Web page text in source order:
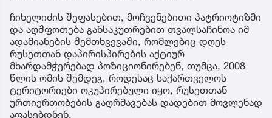
ჩიხელიძის შეფასებით, მოჩვენებითი პატრიოტიზმი
და აღშფოთება განსაკუთრებით თვალსაჩინოა იმ
ადამიანების შემთხვევაში, რომლებიც დღეს
რუსეთთან დაპირისპირების აქტიურ
მხარდამჭერებად პოზიციონირებენ, თუმცა, 2008
წლის ომის შემდეგ, როდესაც საქართველოს
ტერიტორიები ოკუპირებული იყო, რუსეთთან
ურთიერთობების გაღრმავებას დადებით მოვლენად
აფასებდნენ.